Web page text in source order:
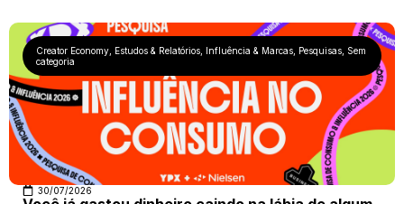
Creator Economy Estudos & Relatórios Influência & Marcas Pesquisas Sem
categoria
30/07/2026